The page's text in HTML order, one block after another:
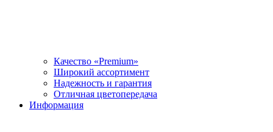
Качество «Premium»
Широкий ассортимент
Надежность и гарантия
Отличная цветопередача
Информация